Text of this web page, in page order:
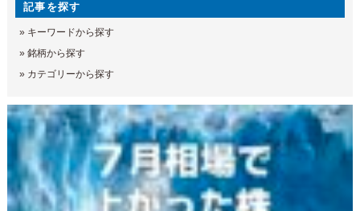
記事を探す
» キーワードから探す
» 銘柄から探す
» カテゴリーから探す